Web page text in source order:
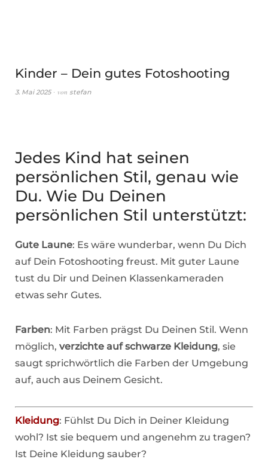
Kinder – Dein gutes Fotoshooting
3. Mai 2025 von stefan
Jedes Kind hat seinen
persönlichen Stil, genau wie
Du. Wie Du Deinen
persönlichen Stil unterstützt:
Gute Laune: Es wäre wunderbar, wenn Du Dich
auf Dein Fotoshooting freust. Mit guter Laune
tust du Dir und Deinen Klassenkameraden
etwas sehr Gutes.
Farben: Mit Farben prägst Du Deinen Stil. Wenn
möglich, verzichte auf schwarze Kleidung, sie
saugt sprichwörtlich die Farben der Umgebung
auf, auch aus Deinem Gesicht.
Kleidung: Fühlst Du Dich in Deiner Kleidung
wohl? Ist sie bequem und angenehm zu tragen?
Ist Deine Kleidung sauber?